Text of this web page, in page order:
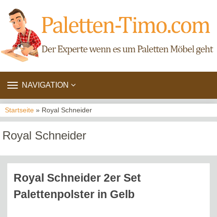
TOGGLE
NAVIGATION
Startseite » Royal Schneider
Royal Schneider
Royal Schneider 2er Set
Palettenpolster in Gelb